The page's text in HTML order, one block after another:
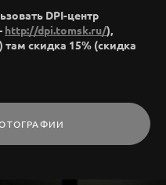
DPI-центр
http://dpi.tomsk.ru/),
скидка 15% (скидка